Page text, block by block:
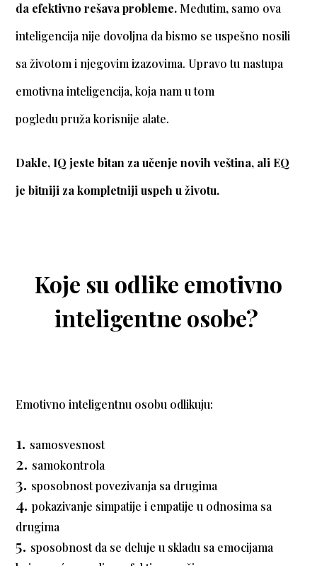
da efektivno rešava probleme. Međutim, samo ova
inteligencija nije dovoljna da bismo se uspešno nosili
sa životom i njegovim izazovima. Upravo tu nastupa
emotivna inteligencija, koja nam u tom
pogledu pruža korisnije alate.
Dakle, IQ jeste bitan za učenje novih veština, ali EQ
je bitniji za kompletniji uspeh u životu.
Koje su odlike emotivno
inteligentne osobe?
Emotivno inteligentnu osobu odlikuju:
samosvesnost
samokontrola
sposobnost povezivanja sa drugima
pokazivanje simpatije i empatije u odnosima sa
drugima
sposobnost da se deluje u skladu sa emocijama